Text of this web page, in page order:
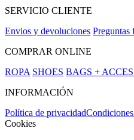
SERVICIO CLIENTE
Envios y devoluciones Preguntas
COMPRAR ONLINE
ROPA SHOES BAGS +
INFORMACIÓN
Política de privacidad
Cookies